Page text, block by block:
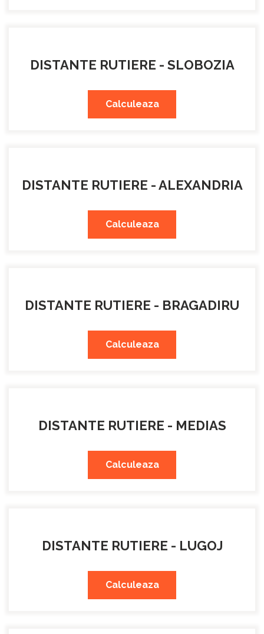
DISTANTE RUTIERE - SLOBOZIA
Calculeaza
DISTANTE RUTIERE - ALEXANDRIA
Calculeaza
DISTANTE RUTIERE - BRAGADIRU
Calculeaza
DISTANTE RUTIERE - MEDIAS
Calculeaza
DISTANTE RUTIERE - LUGOJ
Calculeaza